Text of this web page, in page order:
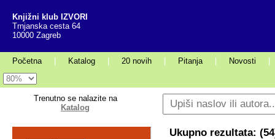
Knjižni klub IZVORI
Trnjanska cesta 64
10000 Zagreb
Početna Katalog 20 novih Pitanja Novosti
Trenutno se nalazite na
Katalog
Ukupno rezultata: (54